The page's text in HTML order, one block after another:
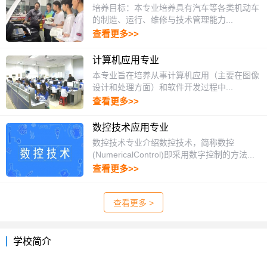
培养目标：本专业培养具有汽车等各类机动车
的制造、运行、维修与技术管理能力...
查看更多>>
计算机应用专业
本专业旨在培养从事计算机应用（主要在图像
设计和处理方面）和软件开发过程中...
查看更多>>
数控技术应用专业
数控技术专业介绍数控技术，简称数控
(NumericalControl)即采用数字控制的方法...
查看更多>>
查看更多 >
学校简介